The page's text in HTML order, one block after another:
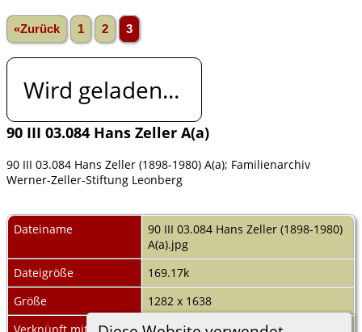
«Zurück 1 2 3
Wird geladen...
90 III 03.084 Hans Zeller A(a)
90 III 03.084 Hans Zeller (1898-1980) A(a); Familienarchiv
Werner-Zeller-Stiftung Leonberg
Dateiname
90 III 03.084 Hans Zeller (1898-1980)
A(a).jpg
Dateigröße
169.17k
Größe
1282 x 1638